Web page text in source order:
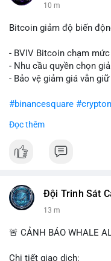
10 m
Bitcoin giảm độ biến
- BVIV Bitcoin chạm
- Nhu cầu quyền chọn
- Bảo vệ giảm giá vẫn
#binancesquare
$btc
#vlikevn #titanbot
Đọc thêm
Đội Trinh Sát
13 m
🚨 CẢNH BÁO WHALE
Chi tiết giao dịch: